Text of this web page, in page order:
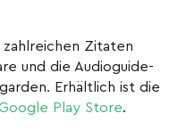
Zitaten
und die Audioguide-
Erhältlich ist die
Play Store.